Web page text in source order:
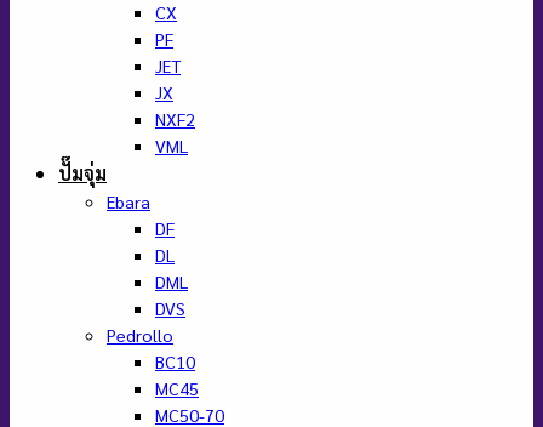
CX
PF
JET
JX
NXF2
VML
ปั๊มจุ่ม
Ebara
DF
DL
DML
DVS
Pedrollo
BC10
MC45
MC50-70